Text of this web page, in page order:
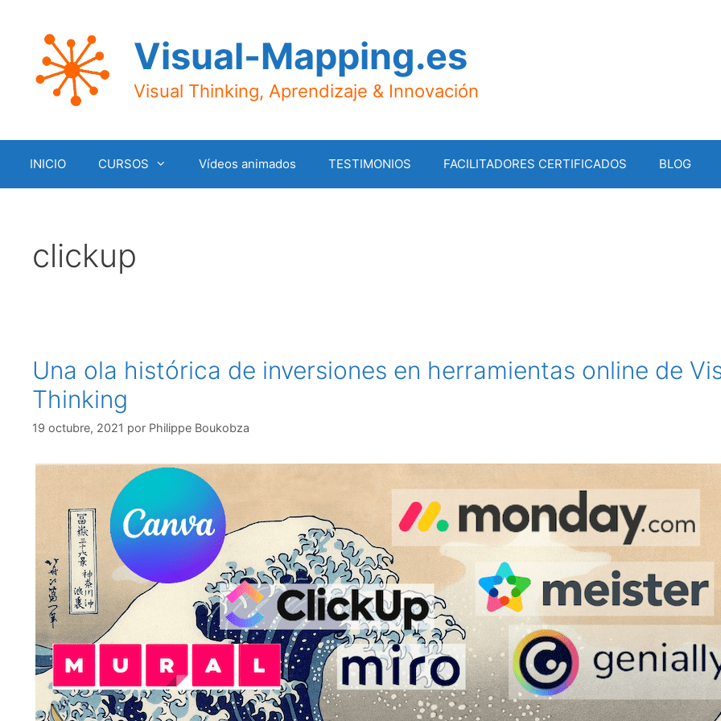
contenido
Visual-Mapping.es
Visual Thinking, Aprendizaje & Innovación
INICIO CURSOS Vídeos animados TESTIMONIOS FACILITADORES CERTIFICADOS BLOG
clickup
Una ola histórica de inversiones en herramientas online de
Thinking
19 octubre, 2021 por Philippe Boukobza